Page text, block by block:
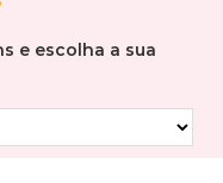
e escolha a sua